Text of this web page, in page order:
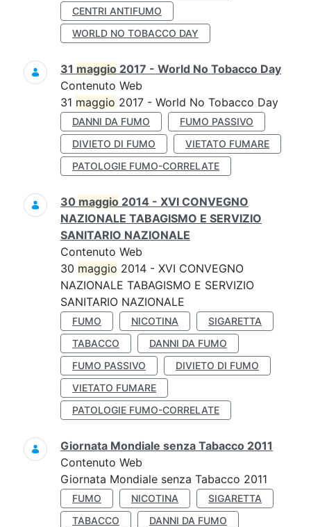
CENTRI ANTIFUMO
WORLD NO TOBACCO DAY
31 maggio 2017 - World No Tobacco Day
Contenuto Web
31 maggio 2017 - World No Tobacco Day
DANNI DA FUMO
FUMO PASSIVO
DIVIETO DI FUMO
VIETATO FUMARE
PATOLOGIE FUMO-CORRELATE
30 maggio 2014 - XVI CONVEGNO
NAZIONALE TABAGISMO E SERVIZIO
SANITARIO NAZIONALE
Contenuto Web
30 maggio 2014 - XVI CONVEGNO
NAZIONALE TABAGISMO E SERVIZIO
SANITARIO NAZIONALE
FUMO NICOTINA
SIGARETTA
TABACCO
DANNI DA FUMO
FUMO PASSIVO
DIVIETO DI FUMO
VIETATO FUMARE
PATOLOGIE FUMO-CORRELATE
Giornata Mondiale senza Tabacco 2011
Contenuto Web
Giornata Mondiale senza Tabacco 2011
FUMO NICOTINA
SIGARETTA
TABACCO
DANNI DA FUMO